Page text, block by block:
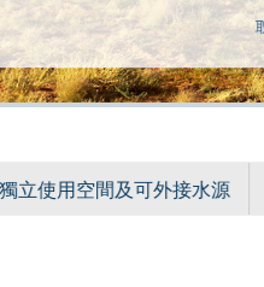
使用空間及可外接水源